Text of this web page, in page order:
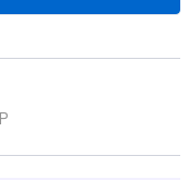
Р